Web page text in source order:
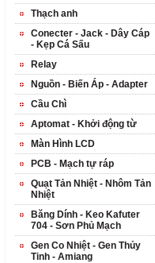
Thạch anh
Conecter - Jack - Dây Cáp
- Kẹp Cá Sấu
Relay
Nguồn - Biến Áp - Adapter
Cầu Chì
Aptomat - Khởi động từ
Màn Hình LCD
PCB - Mạch tự ráp
Quạt Tản Nhiệt - Nhôm Tản
Nhiệt
Băng Dính - Keo Kafuter
704 - Sơn Phủ Mạch
Gen Co Nhiệt - Gen Thủy
Tinh - Amiang